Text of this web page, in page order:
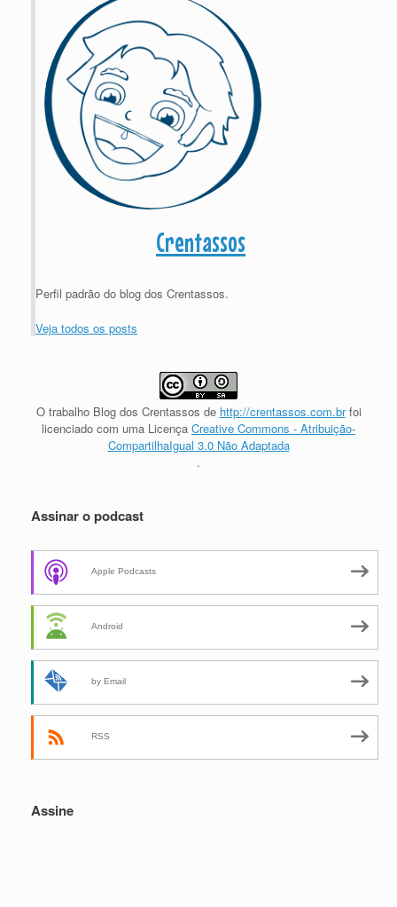
Crentassos
Perfil padrão do blog dos Crentassos.
Veja todos os posts
O trabalho Blog dos Crentassos de http://crentassos.com.brfoi
licenciado com uma Licença Creative Commons - Atribuição-
CompartilhaIgual 3.0 Não Adaptada
.
Assinar o podcast
Apple Podcasts
Android
by Email
RSS
Assine